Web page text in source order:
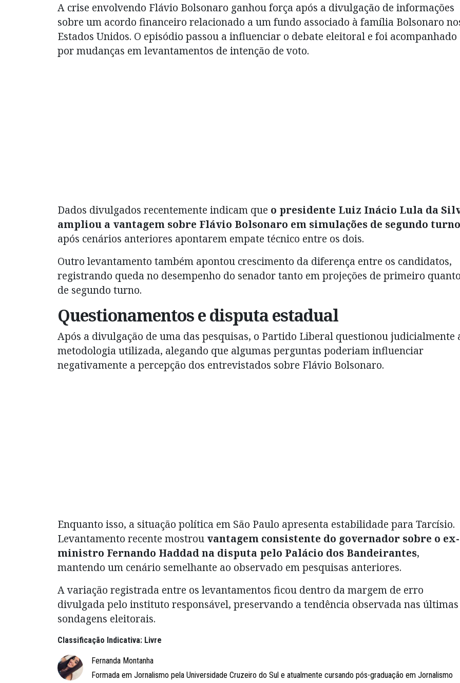
A crise envolvendo Flávio Bolsonaro ganhou força após a divulgação de informações
sobre um acordo financeiro relacionado a um fundo associado à família Bolsonaro
Estados Unidos. O episódio passou a influenciar o debate eleitoral e foi acompanhado
por mudanças em levantamentos de intenção de voto.
Dados divulgados recentemente indicam que o presidente Luiz Inácio Lula da
ampliou a vantagem sobre Flávio Bolsonaro em simulações de segundo turno
após cenários anteriores apontarem empate técnico entre os dois.
Outro levantamento também apontou crescimento da diferença entre os candidatos,
registrando queda no desempenho do senador tanto em projeções de primeiro
de segundo turno.
Questionamentos e disputa estadual
Após a divulgação de uma das pesquisas, o Partido Liberal questionou judicialmente
metodologia utilizada, alegando que algumas perguntas poderiam influenciar
negativamente a percepção dos entrevistados sobre Flávio Bolsonaro.
Enquanto isso, a situação política em São Paulo apresenta estabilidade para Tarcísio.
Levantamento recente mostrou vantagem consistente do governador sobre o ex-
ministro Fernando Haddadna disputa pelo Palácio dos Bandeirantes,
mantendo um cenário semelhante ao observado em pesquisas anteriores.
A variação registrada entre os levantamentos ficou dentro da margem de erro
divulgada pelo instituto responsável, preservando a tendência observada nas últimas
sondagens eleitorais.
Classificação Indicativa: Livre
Fernanda Montanha
Formada em Jornalismo pela Universidade Cruzeiro do Sul e atualmente cursando pós-graduação em Jornalismo